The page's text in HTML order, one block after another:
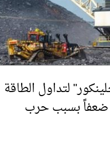
لتداول الطاقة
تقفز 66 ضعفاً بسبب حرب